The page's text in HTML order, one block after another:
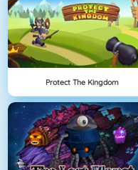
Protect The Kingdom